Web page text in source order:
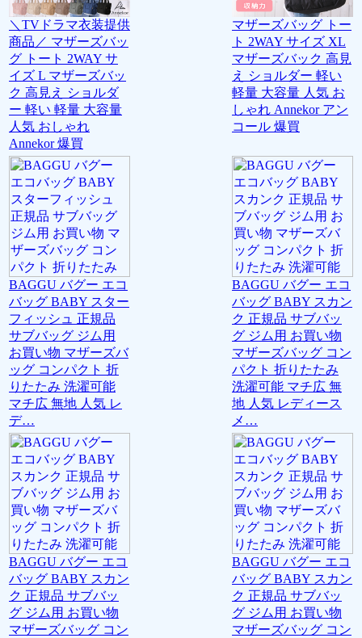
＼TVドラマ衣装提供
商品／ マザーズバッ
グ トート 2WAY サ
イズ L マザーズバッ
ク 高見え ショルダ
ー 軽い 軽量 大容量
人気 おしゃれ
Annekor 爆買
マザーズバッグ トー
ト 2WAY サイズ XL
マザーズバック 高見
え ショルダー 軽い
軽量 大容量 人気 お
しゃれ Annekor アン
コール 爆買
BAGGU バグー エコ
バッグ BABY スター
フィッシュ 正規品
サブバッグ ジム用
お買い物 マザーズバ
ッグ コンパクト 折
りたたみ 洗濯可能
マチ広 無地 人気 レ
デ…
BAGGU バグー エコ
バッグ BABY スカン
ク 正規品 サブバッ
グ ジム用 お買い物
マザーズバッグ コン
パクト 折りたたみ
洗濯可能 マチ広 無
地 人気 レディース
メ…
BAGGU バグー エコ
バッグ BABY スカン
ク 正規品 サブバッ
グ ジム用 お買い物
マザーズバッグ コン
BAGGU バグー エコ
バッグ BABY スカン
ク 正規品 サブバッ
グ ジム用 お買い物
マザーズバッグ コン